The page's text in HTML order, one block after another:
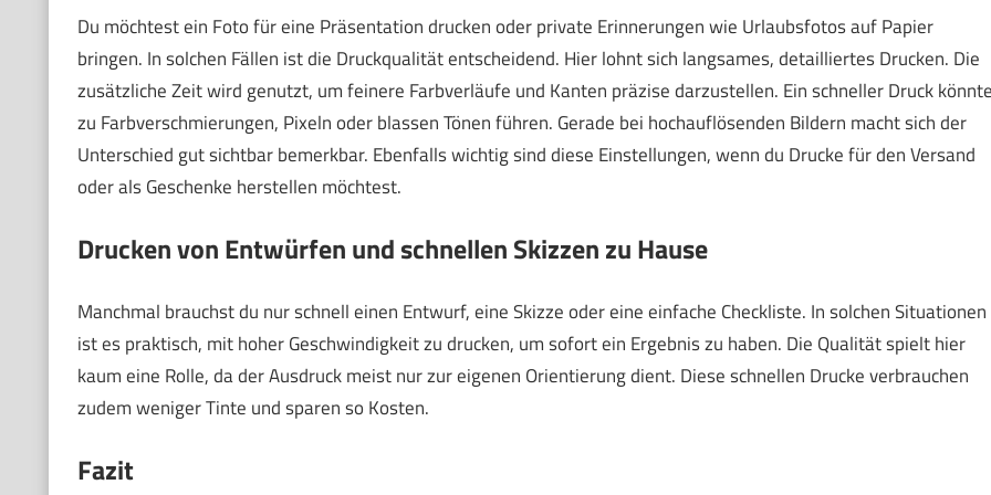
Du möchtest ein Foto für eine Präsentation drucken oder private Erinnerungen wie Urlaubsfotos auf Papier
bringen. In solchen Fällen ist die Druckqualität entscheidend. Hier lohnt sich langsames, detailliertes Drucken. Die
zusätzliche Zeit wird genutzt, um feinere Farbverläufe und Kanten präzise darzustellen. Ein schneller Druck
zu Farbverschmierungen, Pixeln oder blassen Tönen führen. Gerade bei hochauflösenden Bildern macht sich der
Unterschied gut sichtbar bemerkbar. Ebenfalls wichtig sind diese Einstellungen, wenn du Drucke für den Versand
oder als Geschenke herstellen möchtest.
Drucken von Entwürfen und schnellen Skizzen zu Hause
Manchmal brauchst du nur schnell einen Entwurf, eine Skizze oder eine einfache Checkliste. In solchen Situationen
ist es praktisch, mit hoher Geschwindigkeit zu drucken, um sofort ein Ergebnis zu haben. Die Qualität spielt hier
kaum eine Rolle, da der Ausdruck meist nur zur eigenen Orientierung dient. Diese schnellen Drucke verbrauchen
zudem weniger Tinte und sparen so Kosten.
Fazit